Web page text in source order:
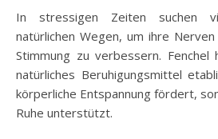
In stressigen Zeiten suchen
natürlichen Wegen, um ihre
Stimmung zu verbessern.
natürliches Beruhigungsmittel
körperliche Entspannung fördert,
Ruhe unterstützt.